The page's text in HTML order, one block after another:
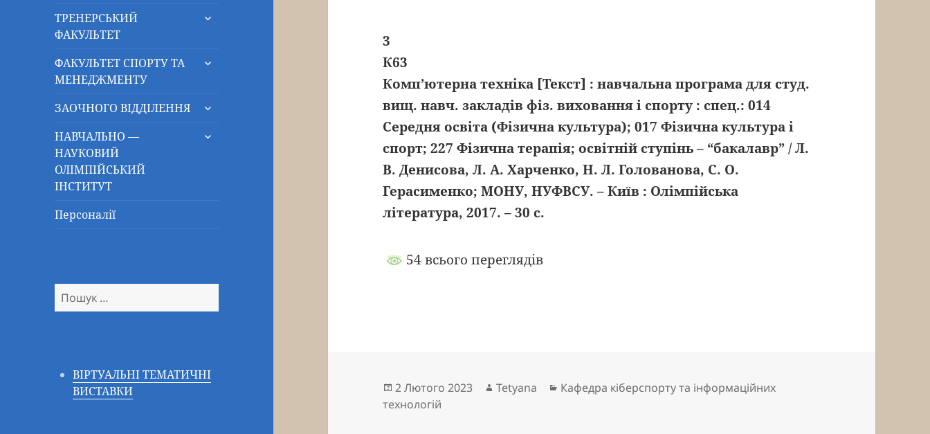
ТРЕНЕРСЬКИЙ
ФАКУЛЬТЕТ
розгорнути
ФАКУЛЬТЕТ СПОРТУ ТА
МЕНЕДЖМЕНТУ
розгорнути
ЗАОЧНОГО ВІДДІЛЕННЯ
розгорнути
НАВЧАЛЬНО —
НАУКОВИЙ
ОЛІМПІЙСЬКИЙ
ІНСТИТУТ
розгорнути
Персоналії
Пошук:
ВІРТУАЛЬНІ ТЕМАТИЧНІ
ВИСТАВКИ
3
К63
Комп’ютерна техніка [Текст] : навчальна програма для студ.
вищ. навч. закладів фіз. виховання і спорту : спец.: 014
Середня освіта (Фізична культура); 017 Фізична культура і
спорт; 227 Фізична терапія; освітній ступінь – “бакалавр” / Л.
В. Денисова, Л. А. Харченко, Н. Л. Голованова, С. О.
Герасименко; МОНУ, НУФВСУ. – Київ : Олімпійська
література, 2017. – 30 с.
54 всього переглядів
Опубліковано
2 Лютого 2023 Автор
Tetyana Категорії
Кафедра кіберспорту та інформаційних
технологій